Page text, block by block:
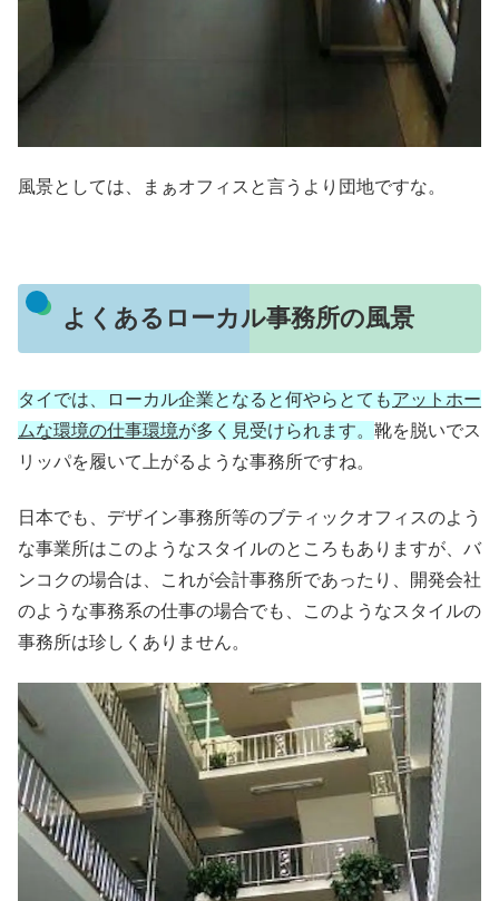
風景としては、まぁオフィスと言うより団地ですな。
よくあるローカル事務所の風景
タイでは、ローカル企業となると何やらとてもアットホー
ムな環境の仕事環境が多く見受けられます。 靴を脱いでス
リッパを履いて上がるような事務所ですね。
日本でも、デザイン事務所等のブティックオフィスのよう
な事業所はこのようなスタイルのところもありますが、バ
ンコクの場合は、これが会計事務所であったり、開発会社
のような事務系の仕事の場合でも、このようなスタイルの
事務所は珍しくありません。